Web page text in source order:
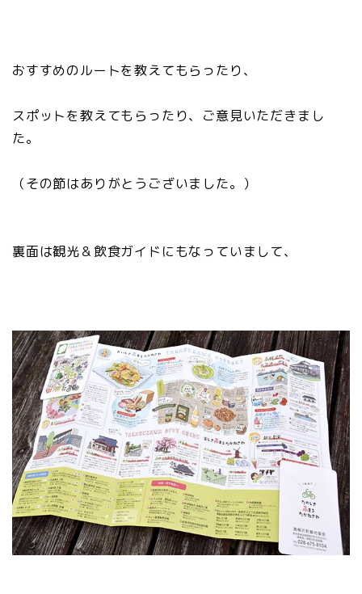
おすすめのルートを教えてもらったり、
スポットを教えてもらったり、ご意見いただきまし
た。
（その節はありがとうございました。）
裏面は観光＆飲食ガイドにもなっていまして、